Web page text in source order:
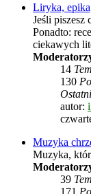
Liryka,
Jeśli piszesz
Ponadto:
ciekawych
14
130
autor:
Muzyka
Muzyka,
39
171